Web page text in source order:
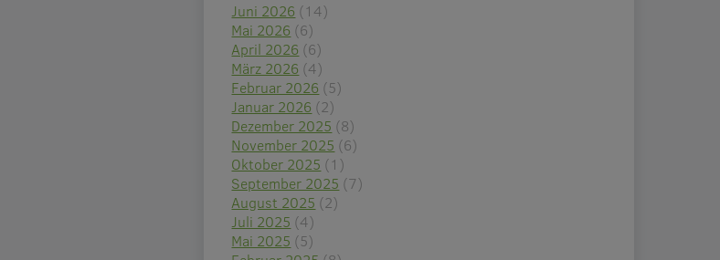
Juni 2026 (14)
Mai 2026 (6)
April 2026 (6)
März 2026 (4)
Februar 2026 (5)
Januar 2026 (2)
Dezember 2025 (8)
November 2025 (6)
Oktober 2025 (1)
September 2025 (7)
August 2025 (2)
Juli 2025 (4)
Mai 2025 (5)